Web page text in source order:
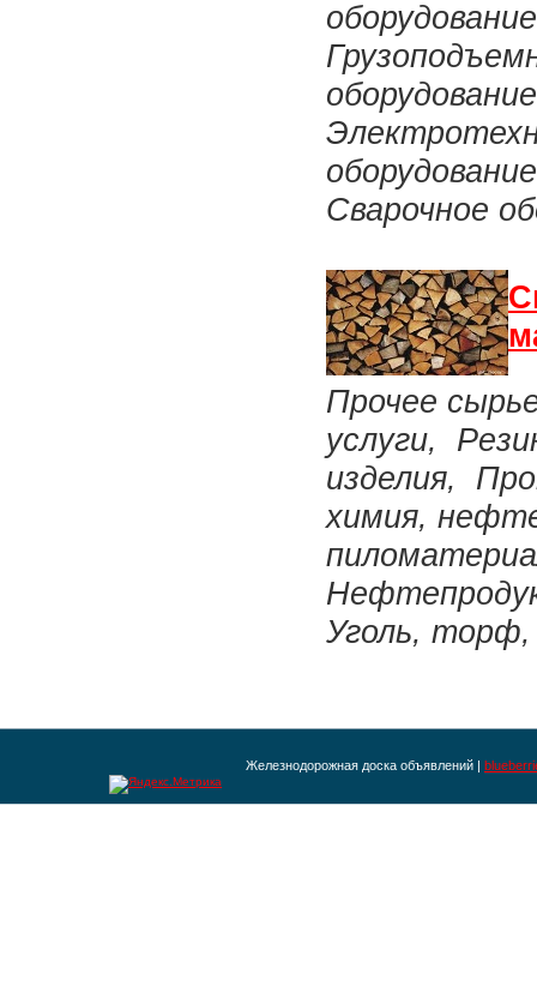
Сварочное
Прочее
услуги,
изделия,
химия,
Уголь,
Железнодорожная доска объявлений |